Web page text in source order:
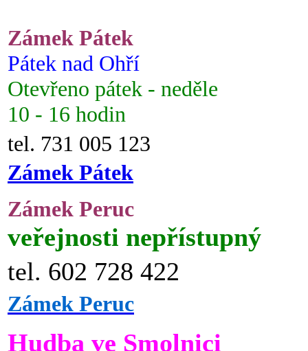
Zámek Pátek
Pátek nad Ohří
Otevřeno pátek - neděle
10 - 16 hodin
tel. 731 005 123
Zámek Pátek
Zámek Peruc
veřejnosti nepřístupný
tel. 602 728 422
Zámek Peruc
Hudba ve Smolnici